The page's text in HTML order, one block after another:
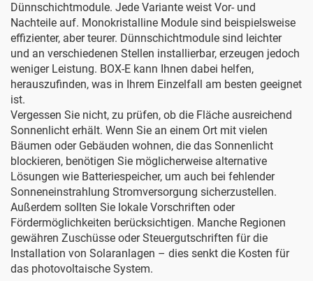
Dünnschichtmodule. Jede Variante weist Vor- und
Nachteile auf. Monokristalline Module sind beispielsweise
effizienter, aber teurer. Dünnschichtmodule sind leichter
und an verschiedenen Stellen installierbar, erzeugen jedoch
weniger Leistung. BOX-E kann Ihnen dabei helfen,
herauszufinden, was in Ihrem Einzelfall am besten geeignet
ist.
Vergessen Sie nicht, zu prüfen, ob die Fläche ausreichend
Sonnenlicht erhält. Wenn Sie an einem Ort mit vielen
Bäumen oder Gebäuden wohnen, die das Sonnenlicht
blockieren, benötigen Sie möglicherweise alternative
Lösungen wie Batteriespeicher, um auch bei fehlender
Sonneneinstrahlung Stromversorgung sicherzustellen.
Außerdem sollten Sie lokale Vorschriften oder
Fördermöglichkeiten berücksichtigen. Manche Regionen
gewähren Zuschüsse oder Steuergutschriften für die
Installation von Solaranlagen – dies senkt die Kosten für
das photovoltaische System.